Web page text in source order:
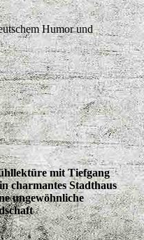
Humor und
mit Tiefgang
charmantes Stadthaus
ungewöhnliche